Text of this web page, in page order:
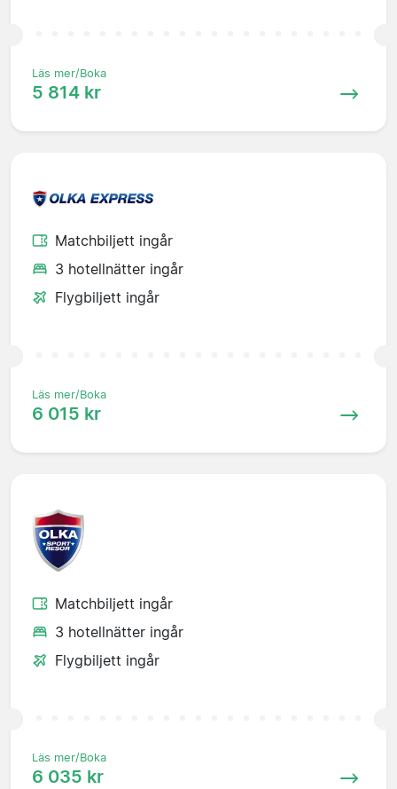
Läs mer/Boka
5 814 kr
Matchbiljett ingår
3 hotellnätter ingår
Flygbiljett ingår
Läs mer/Boka
6 015 kr
Matchbiljett ingår
3 hotellnätter ingår
Flygbiljett ingår
Läs mer/Boka
6 035 kr